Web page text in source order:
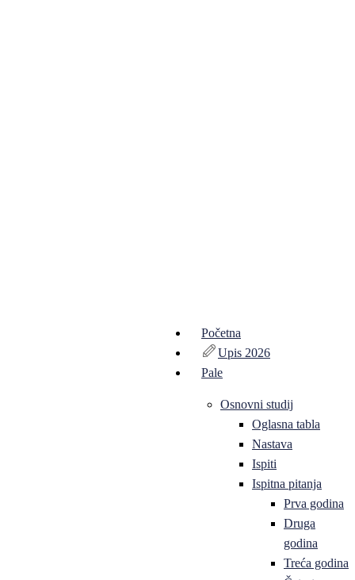
Početna
Upis 2026
Pale
Osnovni studij
Oglasna tabla
Nastava
Ispiti
Ispitna pitanja
Prva godina
Druga
godina
Treća godina